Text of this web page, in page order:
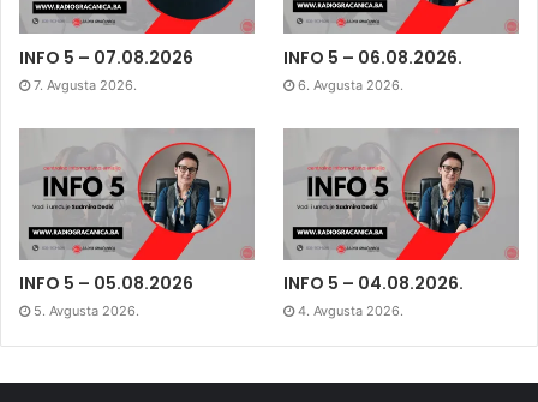
INFO 5 – 07.08.2026
7. Avgusta 2026.
INFO 5 – 06.08.2026.
6. Avgusta 2026.
INFO 5 – 05.08.2026
5. Avgusta 2026.
INFO 5 – 04.08.2026.
4. Avgusta 2026.